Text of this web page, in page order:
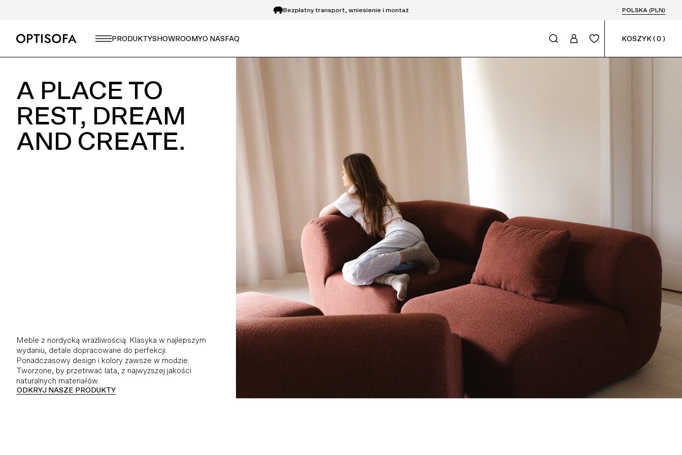
Bezpłatny transport, wniesienie i montaż POLSKA (PLN)
PRODUKTYSHOWROOMYO NASFAQ KOSZYK(0 )
A PLACE TO
REST, DREAM
AND CREATE.
Meble z nordycką wrażliwością. Klasyka w najlepszym
wydaniu, detale dopracowane do perfekcji.
Ponadczasowy design i kolory zawsze w modzie.
Tworzone, by przetrwać lata, z najwyższej jakości
naturalnych materiałów.
ODKRYJ NASZE PRODUKTY